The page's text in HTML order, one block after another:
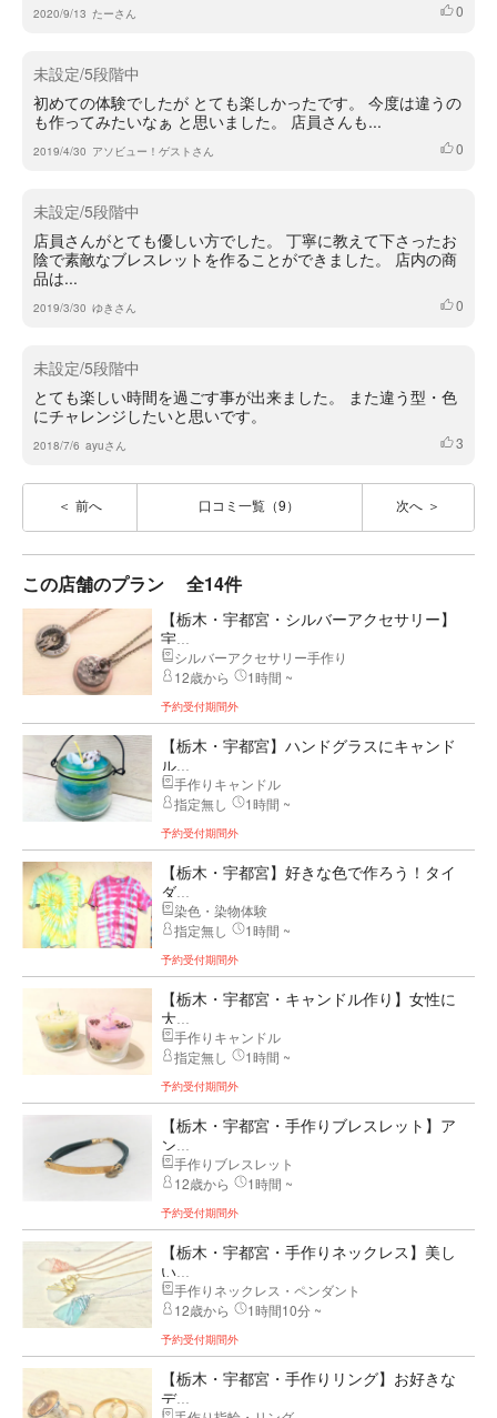
2020/9/13 たーさん いいね
0
未設定/5段階中
初めての体験でしたが とても楽しかったです。 今度は違うの
も作ってみたいなぁ と思いました。 店員さんも...
2019/4/30 アソビュー！ゲストさん いいね
0
未設定/5段階中
店員さんがとても優しい方でした。 丁寧に教えて下さったお
陰で素敵なブレスレットを作ることができました。 店内の商
品は...
2019/3/30 ゆきさん いいね
0
未設定/5段階中
とても楽しい時間を過ごす事が出来ました。 また違う型・色
にチャレンジしたいと思いです。
2018/7/6 ayuさん いいね
3
前へ 口コミ一覧（9） 次へ
この店舗のプラン 全14件
【栃木・宇都宮・シルバーアクセサリー】
宇...
シルバーアクセサリー手作り
12歳から
1時間 ~
予約受付期間外
【栃木・宇都宮】ハンドグラスにキャンド
ル...
手作りキャンドル
指定無し
1時間 ~
予約受付期間外
【栃木・宇都宮】好きな色で作ろう！タイ
ダ...
染色・染物体験
指定無し
1時間 ~
予約受付期間外
【栃木・宇都宮・キャンドル作り】女性に
大...
手作りキャンドル
指定無し
1時間 ~
予約受付期間外
【栃木・宇都宮・手作りブレスレット】ア
ン...
手作りブレスレット
12歳から
1時間 ~
予約受付期間外
【栃木・宇都宮・手作りネックレス】美し
い...
手作りネックレス・ペンダント
12歳から
1時間10分 ~
予約受付期間外
【栃木・宇都宮・手作りリング】お好きな
デ...